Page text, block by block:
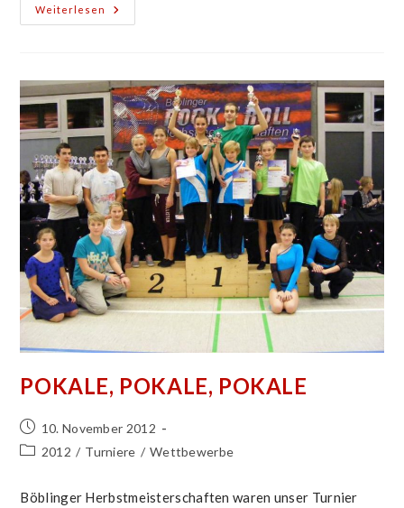
Weiterlesen
Neuer
Bundesjugendwart
POKALE, POKALE, POKALE
Beitrag
veröffentlicht:
10. November 2012
Beitrags-
2012 / Turniere / Wettbewerbe
Böblinger Herbstmeisterschaften waren unser Turnier